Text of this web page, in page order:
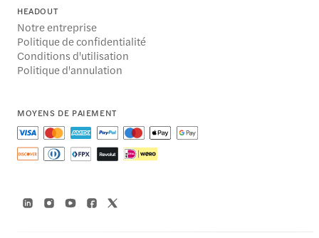
HEADOUT
Notre entreprise
Politique de confidentialité
Conditions d'utilisation
Politique d'annulation
MOYENS DE PAIEMENT